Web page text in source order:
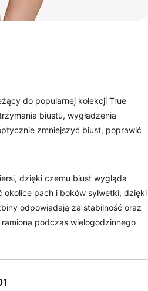
do popularnej kolekcji True
biustu, wygładzenia
zmniejszyć biust, poprawić
dzięki czemu biust wygląda
okolice pach i boków sylwetki, dzięki
odpowiadają za stabilność oraz
podczas wielogodzinnego